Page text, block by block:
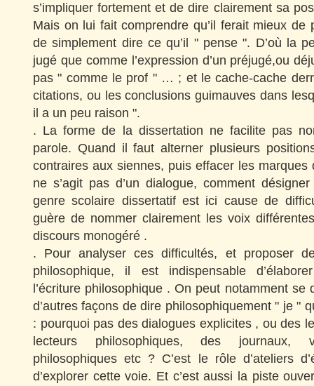
s’impliquer fortement et de dire clairement sa
Mais on lui fait comprendre qu’il ferait mieux de
de simplement dire ce qu’il " pense ". D’où la
jugé que comme l’expression d’un préjugé,ou
pas " comme le prof " … ; et le cache-cache
citations, ou les conclusions guimauves dans
il a un peu raison ".
. La forme de la dissertation ne facilite pas
parole. Quand il faut alterner plusieurs
contraires aux siennes, puis effacer les marques
ne s’agit pas d’un dialogue, comment
genre scolaire dissertatif est ici cause de
guère de nommer clairement les voix
discours monogéré .
. Pour analyser ces difficultés, et proposer
philosophique, il est indispensable
l’écriture philosophique . On peut notamment se
d’autres façons de dire philosophiquement " je "
: pourquoi pas des dialogues explicites , ou des
lecteurs philosophiques, des journaux,
philosophiques etc ? C’est le rôle d’ateliers
d’explorer cette voie. Et c’est aussi la piste